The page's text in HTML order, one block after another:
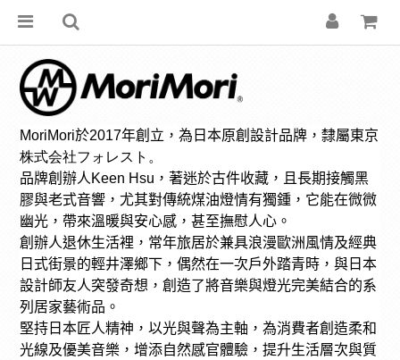
MoriMori於2017年創立，為日本原創設計品牌，隸屬東京
株式会社フォレスト。
品牌創辦人Keen Hsu，著迷於古件收藏 ，且長期接觸黑
膠與老式音響，尤其對傳統煤油燈情有獨鍾，它能在微微
幽光，帶來溫暖與安心感，甚至撫慰人心。
創辦人退休生活裡，常年旅居於兼具浪漫歐洲風情及經典
日式街景的輕井澤鄉下，偶然在一次戶外踏青時，與日本
設計師友人突發奇想，創造了將音樂與燈光完美結合的系
列居家藝術品。
堅持日本匠人精神，以光與聲為主軸，為消費者創造柔和
光線及優美音樂，增添自然感官體驗，提升生活層次與質